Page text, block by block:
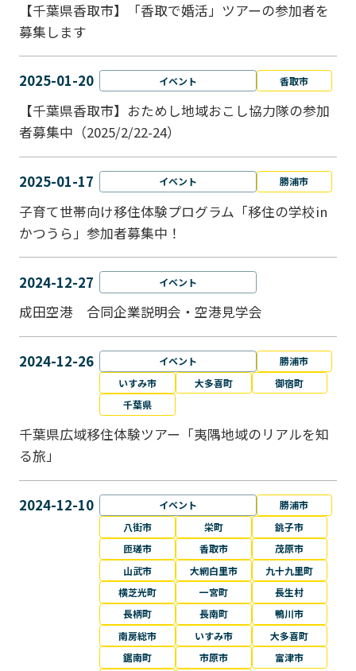
【千葉県香取市】「香取で婚活」ツアーの参加者を
募集します
2025-01-20 イベント 香取市
【千葉県香取市】おためし地域おこし協力隊の参加
者募集中（2025/2/22-24）
2025-01-17 イベント 勝浦市
子育て世帯向け移住体験プログラム「移住の学校in
かつうら」参加者募集中！
2024-12-27 イベント
成田空港 合同企業説明会・空港見学会
2024-12-26 イベント
勝浦市
いすみ市
大多喜町
御宿町
千葉県
千葉県広域移住体験ツアー「夷隅地域のリアルを知
る旅」
2024-12-10 イベント
勝浦市
八街市
栄町
銚子市
匝瑳市
香取市
茂原市
山武市
大網白里市
九十九里町
横芝光町
一宮町
長生村
長柄町
長南町
鴨川市
南房総市
いすみ市
大多喜町
鋸南町
市原市
富津市